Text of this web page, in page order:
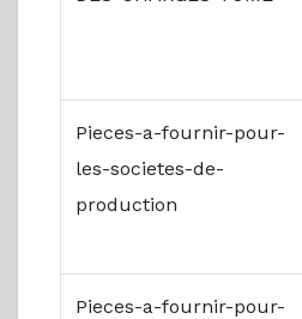
Pieces-a-fournir-pour-
les-societes-de-
production
Pieces-a-fournir-pour-